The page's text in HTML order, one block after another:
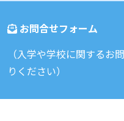
お問合せフォーム
（入学や学校に関するお
りください）